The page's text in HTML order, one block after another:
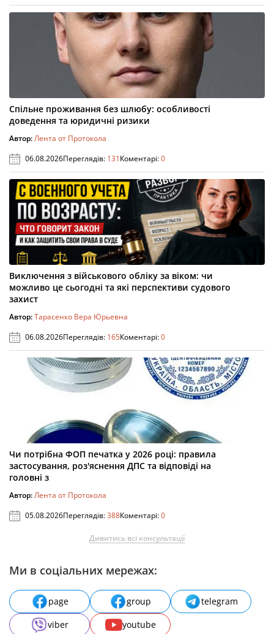
Спільне проживання без шлюбу: особливості
доведення та юридичні ризики
Автор:Лента от Протокола
06.08.2026Переглядів: 131Коментарі:0
Виключення з військового обліку за віком: чи
можливо це сьогодні та які перспективи судового
захист
Автор:Тарасенко Вера Юрьевна
06.08.2026Переглядів: 165Коментарі:0
Чи потрібна ФОП печатка у 2026 році: правила
застосування, роз'яснення ДПС та відповіді на
головні з
Автор:Лента от Протокола
05.08.2026Переглядів:388Коментарі:0
Дивитись всі консультації
Ми в соціальних мережах:
page group
telegram
viber
youtube